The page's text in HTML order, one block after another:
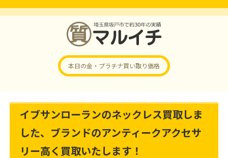
本日の金・プラチナ買い取り価格
イブサンローランのネックレス買取しま
した、ブランドのアンティークアクセサ
リー高く買取いたします！